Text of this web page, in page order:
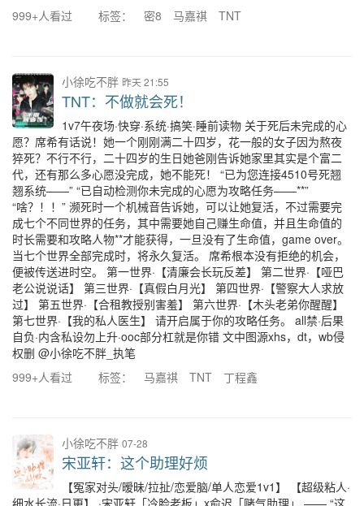
999+人看过
标签： 密8 马嘉祺 TNT
小徐吃不胖 昨天 21:55
TNT：不做就会死！
1v7午夜场·快穿·系统·搞笑·睡前读物 关于死后未完成的心
愿？席希有话说！她一个刚刚满二十四岁，花一般的女子因为熬夜
猝死？不行不行，二十四岁的生日她爸刚告诉她家里其实是个富二
代，还有那么多心愿没完成，她不能死！ “已为您连接4510号死翘
翘系统——” “已自动检测你未完成的心愿为攻略任务——**”
“啥？！！” 濒死时一个机械音告诉她，可以让她复活，不过需要完
成七个不同世界的任务，其中需要她自己赚生命值，并且生命值的
时长需要和攻略人物**才能获得，一旦没有了生命值，game over。
当七个世界全部完成时，将永久复活。 席希根本没有拒绝的机会，
便被传送进时空。 第一世界·【清廉会长玩反差】 第二世界·【哑巴
老公说说话】 第三世界·【真假白月光】 第四世界·【警察大人求放
过】 第五世界·【合租教授别害羞】 第六世界·【木头老弟你醒醒】
第七世界·【我的私人医生】 请开启属于你的攻略任务。 all禁·后果
自负·内含私设勿上升·ooc部分杠就是你错 文中图源xhs，dt，wb侵
权删 @小徐吃不胖_执笔
999+人看过
标签： 马嘉祺 TNT 丁程鑫
小徐吃不胖 07-28
宋亚轩：这个助理好烦
【冤家对头/暧昧/拉扯/恋爱脑/单人恋爱1v1】 【超级粘人·
细水长流·日更】 ·宋亚轩「冷脸老板」x俞迟「赌气助理」 —— “这